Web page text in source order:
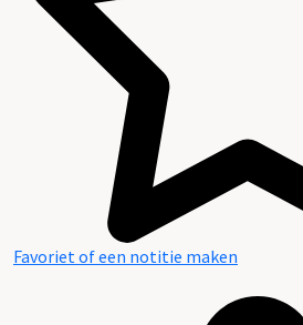
Favoriet of een notitie maken